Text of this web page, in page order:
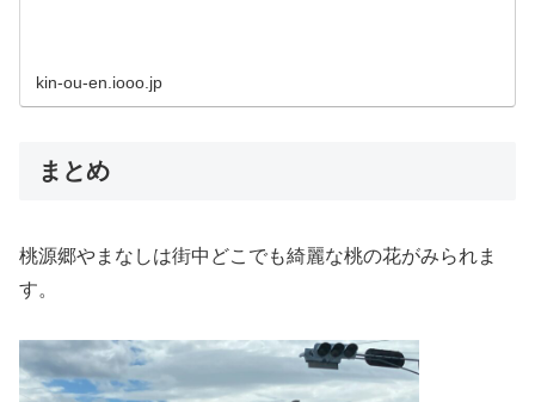
kin-ou-en.iooo.jp
まとめ
桃源郷やまなしは街中どこでも綺麗な桃の花がみられま
す。